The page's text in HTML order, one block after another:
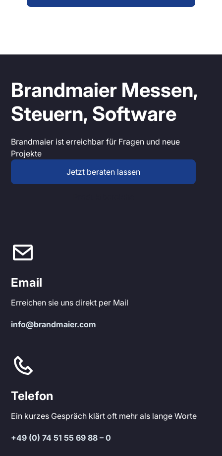
Brandmaier Messen,
Steuern, Software
Brandmaier ist erreichbar für Fragen und neue
Projekte
Jetzt beraten lassen
Email
Erreichen sie uns direkt per Mail
info@brandmaier.com
Telefon
Ein kurzes Gespräch klärt oft mehr als lange Worte
+49 (0) 74 51 55 69 88 – 0